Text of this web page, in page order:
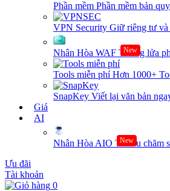
Phần mềm Phần mềm bản
VPN Security Giữ riêng tư và
Nhân Hòa WAF New
Tường lửa
Tools miễn phíHơn 1000+
SnapKey Viết lại văn bản
Giá
AI
Nhân Hòa AIO New
Tối ưu chăm
Ưu đãi
Tài khoản
0